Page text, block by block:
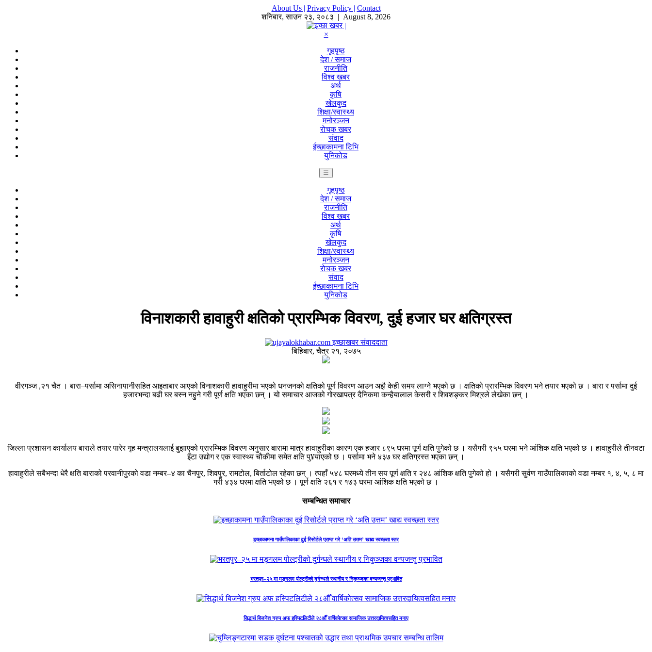
About Us | Privacy Policy | Contact
शनिबार,साउन २३, २०८३ | August 8, 2026
×
गृहपृष्ठ
देश / समाज
राजनीति
विश्व खबर
अर्थ
कृषि
खेलकुद
शिक्षा/स्वास्थ्य
मनोरञ्जन
रोचक खबर
संवाद
ईच्छाकामना टिभि
युनिकोड
☰
गृहपृष्ठ
देश / समाज
राजनीति
विश्व खबर
अर्थ
कृषि
खेलकुद
शिक्षा/स्वास्थ्य
मनोरञ्जन
रोचक खबर
संवाद
ईच्छाकामना टिभि
युनिकोड
विनाशकारी हावाहुरी क्षतिको प्रारम्भिक विवरण, दुई हजार घर क्षतिग्रस्त
इच्छाखबर संवाददाता
बिहिबार, चैत्र २१, २०७५
वीरगञ्ज ,२१ चैत । बारा–पर्सामा असिनापानीसहित आइताबार आएको विनाशकारी हावाहुरीमा भएको धनजनको क्षतिको पूर्ण विवरण आउन अझै केही समय लाग्ने भएको छ । क्षतिको प्रारम्भिक विवरण भने तयार भएको छ । बारा र पर्सामा दुई
हजारभन्दा बढी घर बस्न नहुने गरी पूर्ण क्षति भएका छन् । यो समाचार आजको गोरखापत्र दैनिकमा कन्हैयालाल केसरी र शिवशङ्कर मिश्रले लेखेका छन् ।
जिल्ला प्रशासन कार्यालय बाराले तयार पारेर गृह मन्त्रालयलाई बुझाएको प्रारम्भिक विवरण अनुसार बारामा मात्र हावाहुरीका कारण एक हजार ८९५ घरमा पूर्ण क्षति पुगेको छ । यसैगरी ९५५ घरमा भने आंशिक क्षति भएको छ । हावाहुरीले तीनवटा
इँटा उद्योग र एक स्वास्थ्य चौकीमा समेत क्षति पु¥याएको छ । पर्सामा भने ४३७ घर क्षतिग्रस्त भएका छन् ।
हावाहुरीले सबैभन्दा धेरै क्षति बाराको परवानीपुरको वडा नम्बर–४ का चैनपुर, शिवपुर, रामटोल, बिर्ताटोल रहेका छन् । त्यहाँ ५४८ घरमध्ये तीन सय पूर्ण क्षति र २४८ आंशिक क्षति पुगेको हो । यसैगरी सुर्वण गाउँपालिकाको वडा नम्बर १, ४, ५, ८ मा
गरी ४३४ घरमा क्षति भएको छ । पूर्ण क्षति २६१ र १७३ घरमा आंशिक क्षति भएको छ ।
सम्बन्धित समाचार
इच्छाकामना गाउँपालिकाका दुई रिसोर्टले प्राप्त गरे ‘अति उत्तम’ खाद्य स्वच्छता स्तर
भरतपुर–२५ मा मङ्गलम पोल्ट्रीको दुर्गन्धले स्थानीय र निकुञ्जका वन्यजन्तु प्रभावित
सिद्धार्थ बिजनेश ग्रुप अफ हस्पिटलिटीले २८औँ वार्षिकोत्सव सामाजिक उत्तरदायित्वसहित मनाए